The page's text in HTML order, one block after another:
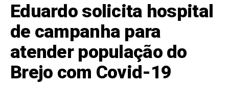
Eduardo solicita hospital
de campanha para
atender população do
Brejo com Covid-19